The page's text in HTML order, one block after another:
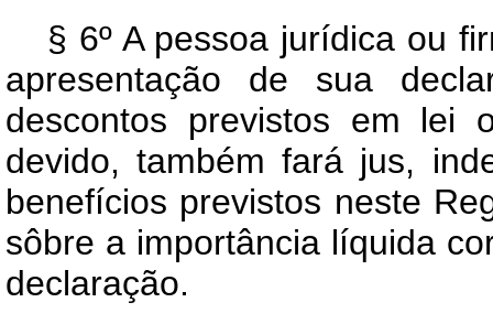
§ 6º A pessoa jurídica ou
apresentação de sua
descontos previstos em lei
devido, também fará jus,
benefícios previstos neste
sôbre a importância líquida
declaração.